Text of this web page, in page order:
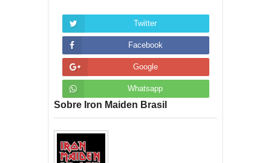
Twitter
Facebook
Google
Whatsapp
Sobre Iron Maiden Brasil